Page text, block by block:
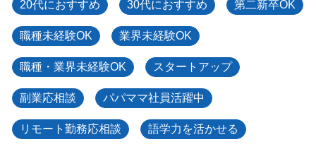
20代におすすめ 30代におすすめ 第二新卒OK
職種未経験OK 業界未経験OK
職種・業界未経験OK スタートアップ
副業応相談 パパママ社員活躍中
リモート勤務応相談 語学力を活かせる